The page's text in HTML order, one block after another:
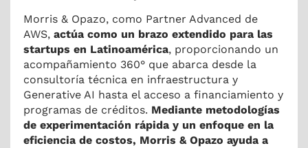
Morris & Opazo, como Partner Advanced de
AWS,actúa como un brazo extendido para las
startups en Latinoamérica, proporcionando un
acompañamiento 360° que abarca desde la
consultoría técnica en infraestructura y
Generative AI hasta el acceso a financiamiento y
programas de créditos. Mediante metodologías
de experimentación rápida y un enfoque en la
eficiencia de costos, Morris & Opazo ayuda a